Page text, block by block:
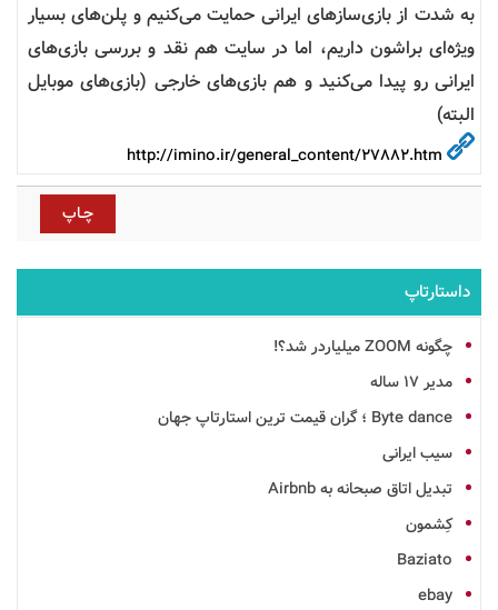
به شدت از بازی‌ساز‌های ایرانی حمایت می‌کنیم و پلن‌های بسیار
ویژه‌ای براشون داریم، اما در سایت هم نقد و بررسی بازی‌های
ایرانی رو پیدا می‌کنید و هم بازی‌های خارجی (بازی‌های موبایل
البته)
داستارتاپ
چگونه ZOOM میلیاردر شد؟!
مدیر 17 ساله
Byte dance ؛ گران قیمت ترین استارتاپ جهان
سیب ایرانی
تبدیل اتاق صبحانه به Airbnb
کِشمون
Baziato
ebay